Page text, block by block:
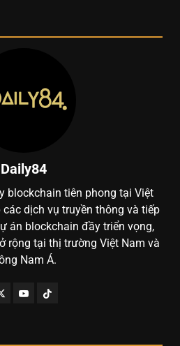
Daily84
blockchain tiên phong tại Việt
dịch vụ truyền thông và tiếp
án blockchain đầy triển vọng,
rộng tại thị trường Việt Nam và
Nam Á.